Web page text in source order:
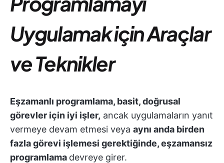
Uygulamak için Araçlar
ve Teknikler
Eşzamanlı programlama, basit, doğrusal
görevler için iyi işler, ancak uygulamaların yanıt
vermeye devam etmesi veya aynı anda birden
fazla görevi işlemesi gerektiğinde, eşzamansız
programlama devreye girer.